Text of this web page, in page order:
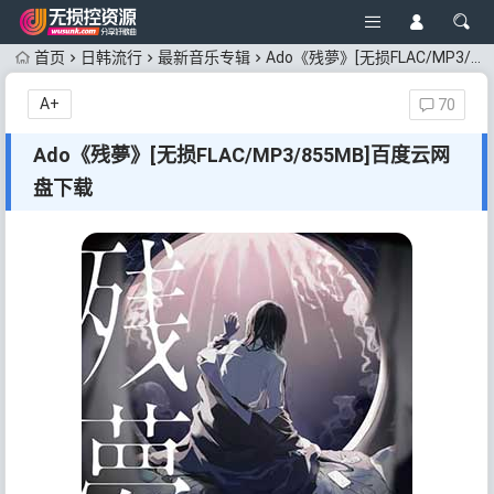
首页 日韩流行 最新音乐专辑 Ado《残夢》[无损FLAC/MP3/855MB]百度云网盘下载
Ado《残夢》[无损FLAC/MP3/855MB]百度云网
盘下载
70
A+